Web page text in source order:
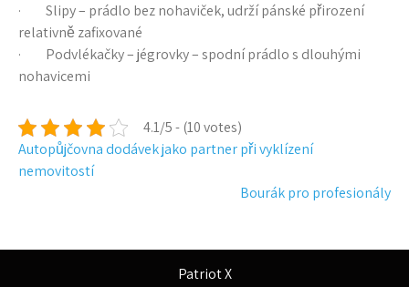
· Slipy – prádlo bez nohaviček, udrží pánské přirození
relativně zafixované
· Podvlékačky – jégrovky – spodní prádlo s dlouhými
nohavicemi
4.1/5 - (10 votes)
Navigace
pro
Autopůjčovna dodávek jako partner při vyklízení
nemovitostí
Bourák pro profesionály
Patriot X